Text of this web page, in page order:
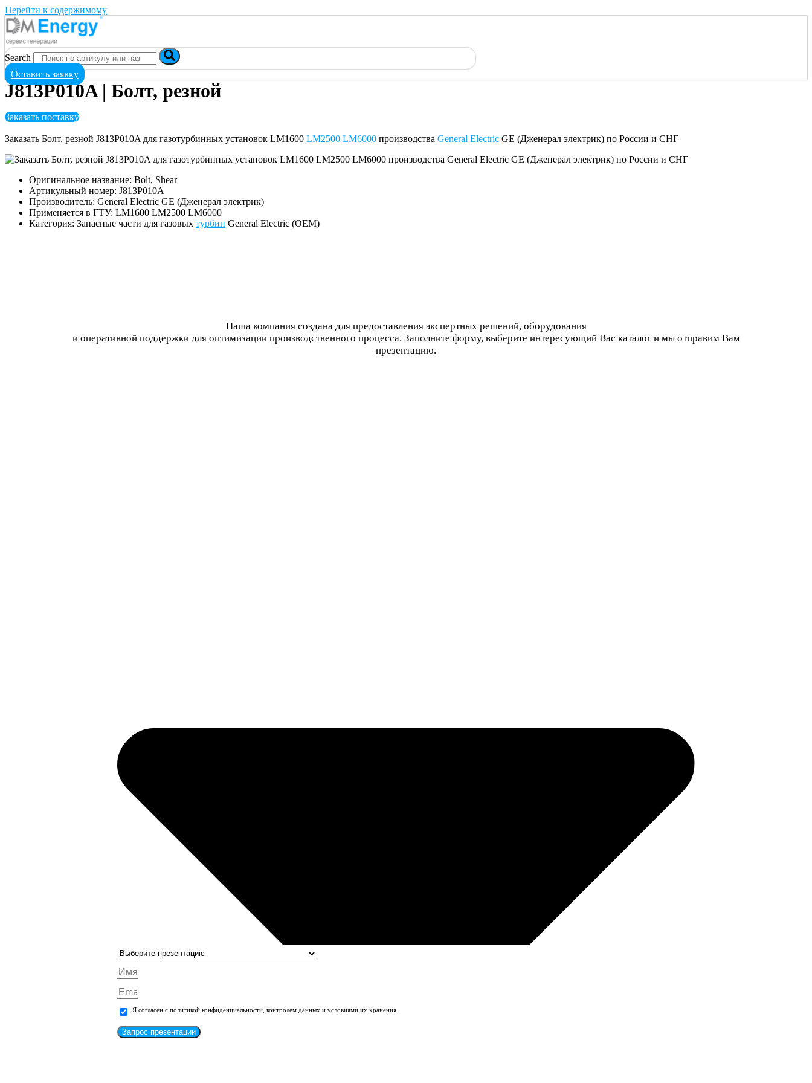
Перейти к содержимому
Search
Оставить заявку
J813P010A | Болт, резной
Заказать поставку
Заказать Болт, резной J813P010A для газотурбинных установок LM1600 LM2500 LM6000 производства General Electric GE (Дженерал электрик) по России и СНГ
Оригинальное название: Bolt, Shear
Артикульный номер: J813P010A
Производитель: General Electric GE (Дженерал электрик)
Применяется в ГТУ: LM1600 LM2500 LM6000
Категория: Запасные части для газовых турбин General Electric (OEM)
Наша компания создана для предоставления экспертных решений, оборудования
и оперативной поддержки для оптимизации производственного процесса. Заполните форму, выберите интересующий Вас каталог и мы отправим Вам
презентацию.
Я согласен с политикой конфиденциальности, контролем данных и условиями их хранения.
Запрос презентации